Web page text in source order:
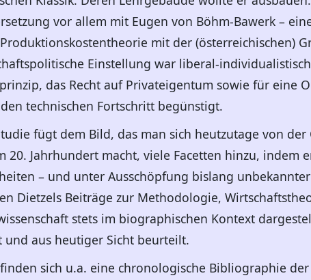
vor allem mit Eugen von Böhm-Bawerk –
Produktionskostentheorie mit der (österreichischen)
Einstellung war liberal-
das Recht auf Privateigentum sowie für eine
technischen Fortschritt begünstigt.
fügt dem Bild, das man sich heutzutage von
20. Jahrhundert macht, viele Facetten hinzu, indem
– und unter Ausschöpfung bislang
Dietzels Beiträge zur Methodologie,
stets im biographischen Kontext
aus heutiger Sicht beurteilt.
sich u.a. eine chronologische Bibliographie